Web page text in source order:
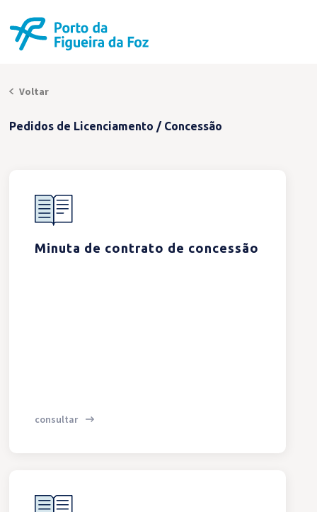
Voltar
Pedidos de Licenciamento / Concessão
Minuta de contrato de concessão
consultar